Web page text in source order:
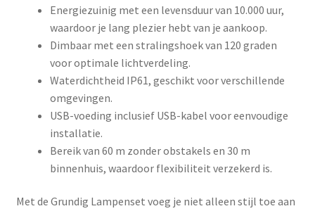
Energiezuinig met een levensduur van 10.000 uur,
waardoor je lang plezier hebt van je aankoop.
Dimbaar met een stralingshoek van 120 graden
voor optimale lichtverdeling.
Waterdichtheid IP61, geschikt voor verschillende
omgevingen.
USB-voeding inclusief USB-kabel voor eenvoudige
installatie.
Bereik van 60 m zonder obstakels en 30 m
binnenhuis, waardoor flexibiliteit verzekerd is.
Met de Grundig Lampenset voeg je niet alleen stijl toe aan